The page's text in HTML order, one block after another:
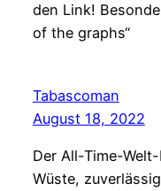
den Link!
of the graphs“
Tabascoman
August 18, 2022
Der All-Time-
Wüste,